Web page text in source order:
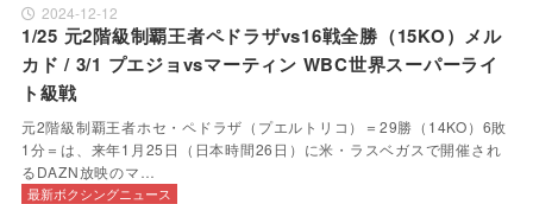
2024-12-12
1/25 元2階級制覇王者ペドラザvs16戦全勝（15KO）メル
カド / 3/1 プエジョvsマーティン WBC世界スーパーライ
ト級戦
元2階級制覇王者ホセ・ペドラザ（プエルトリコ）＝29勝（14KO）6敗
1分＝は、来年1月25日（日本時間26日）に米・ラスベガスで開催され
るDAZN放映のマ…
最新ボクシングニュース